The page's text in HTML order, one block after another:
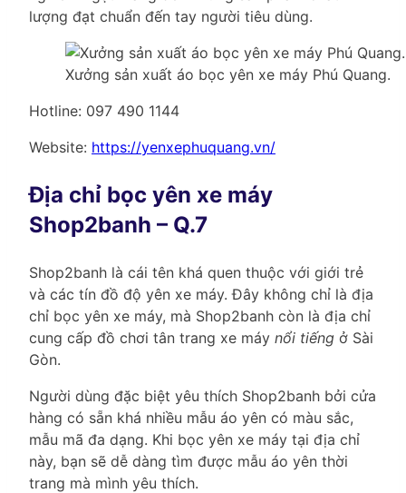
lượng đạt chuẩn đến tay người tiêu dùng.
Xưởng sản xuất áo bọc yên xe máy Phú Quang.
Hotline: 097 490 1144
Website: https://yenxephuquang.vn/
Địa chỉ bọc yên xe máy
Shop2banh – Q.7
Shop2banh là cái tên khá quen thuộc với giới trẻ
và các tín đồ độ yên xe máy. Đây không chỉ là địa
chỉ bọc yên xe máy, mà Shop2banh còn là địa chỉ
cung cấp đồ chơi tân trang xe máy nổi tiếng ở Sài
Gòn.
Người dùng đặc biệt yêu thích Shop2banh bởi cửa
hàng có sẵn khá nhiều mẫu áo yên có màu sắc,
mẫu mã đa dạng. Khi bọc yên xe máy tại địa chỉ
này, bạn sẽ dễ dàng tìm được mẫu áo yên thời
trang mà mình yêu thích.